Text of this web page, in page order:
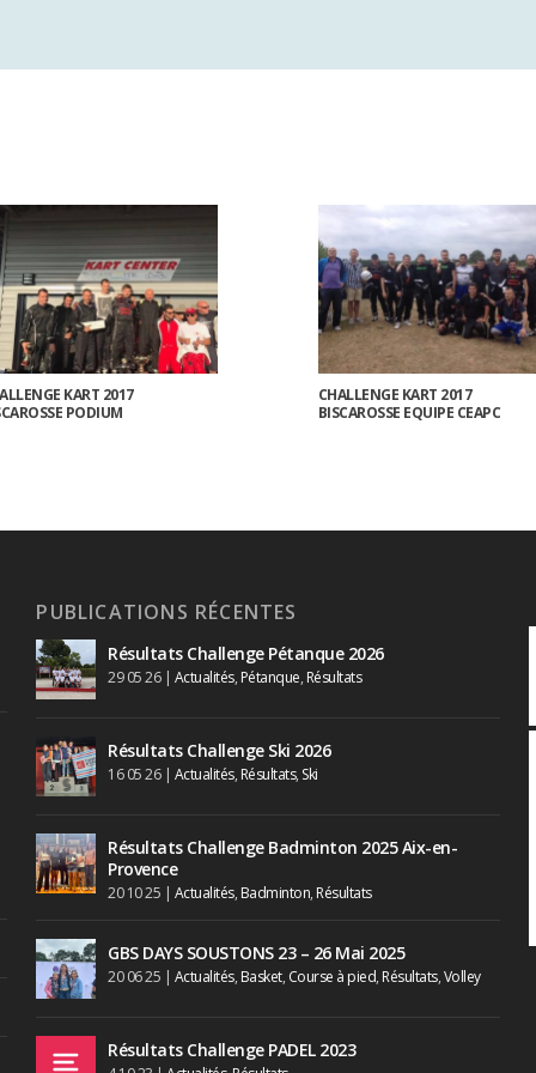
KART 2017
PODIUM
CHALLENGE KART 2017
BISCAROSSE EQUIPE CEAPC
PUBLICATIONS RÉCENTES
Résultats Challenge Pétanque 2026
29 05 26| Actualités, Pétanque, Résultats
Résultats Challenge Ski 2026
16 05 26| Actualités, Résultats, Ski
Résultats Challenge Badminton 2025 Aix-en-
Provence
20 10 25 | Actualités, Badminton, Résultats
GBS DAYS SOUSTONS 23 – 26 Mai 2025
20 06 25 | Actualités, Basket, Course à pied, Résultats,Volley
Résultats Challenge PADEL 2023